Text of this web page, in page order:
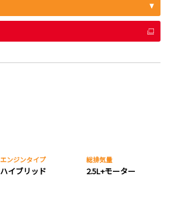
エンジンタイプ
ハイブリッド
総排気量
2.5L+モーター